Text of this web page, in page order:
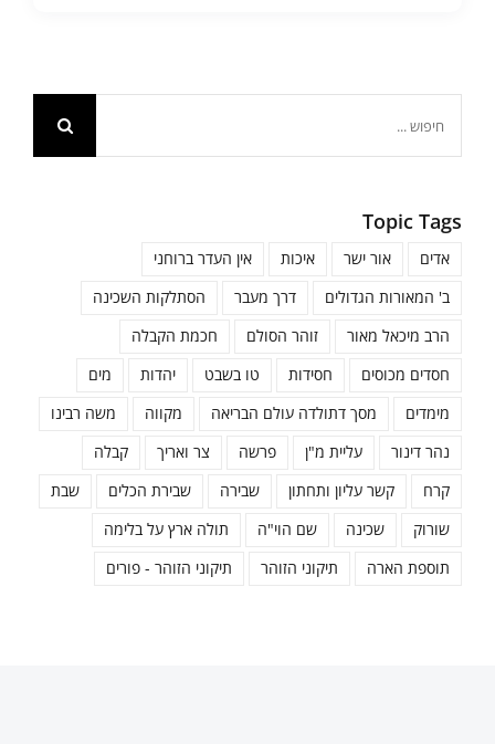
Topic Tags
אדים אור ישר איכות
אין העדר ברוחני
ב' המאורות הגדולים
דרך מעבר
הסתלקות השכינה
הרב מיכאל מאור
זוהר הסולם
חכמת הקבלה
חסדים מכוסים
חסידות טו בשבט יהדות
מים
מימדים
מסך דתולדה עולם הבריאה מקווה
משה רבינו
נהר דינור
עליית מ"ן פרשה צר ואריך
קבלה
קרח
קשר עליון ותחתון שבירה שבירת הכלים
שבת
שורוק
שכינה שם הוי"ה
תולה ארץ על בלימה
תוספת הארה
תיקוני הזוהר תיקוני הזוהר - פורים